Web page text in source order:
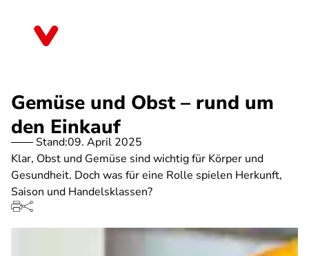
Gemüse und Obst – rund um
den Einkauf
Stand:09. April 2025
Klar, Obst und Gemüse sind wichtig für Körper und
Gesundheit. Doch was für eine Rolle spielen Herkunft,
Saison und Handelsklassen?